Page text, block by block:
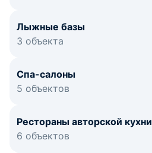
Лыжные базы
3 объекта
Спа-салоны
5 объектов
Рестораны авторской кухни
6 объектов